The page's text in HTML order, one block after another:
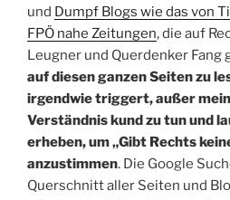
und Dumpf Blogs wie das von
FPÖ nahe Zeitungen, die auf
Leugner und Querdenker Fang
auf diesen ganzen Seiten zu
irgendwie triggert, außer
Verständnis kund zu tun und
erheben, um „Gibt Rechts
anzustimmen. Die Google
Querschnitt aller Seiten und